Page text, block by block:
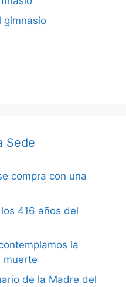
gimnasio
Sede
compra con una
416 años del
la
muerte
de la Madre del